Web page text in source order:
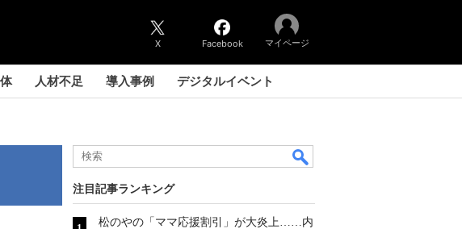
X Facebook マイページ
人材不足 導入事例 デジタルイベント
注目記事ランキング
松のやの「ママ応援割引」が大炎上……内